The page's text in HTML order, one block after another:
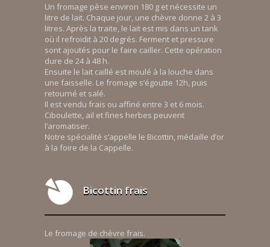
Un fromage pèse environ 180 g et nécessite un
litre de lait. Chaque jour, une chèvre donne 2 à 3
litres. Après la traite, le lait est mis dans un tank
où il refroidit à 20 degrés. Ferment et pressure
sont ajoutés pour le faire cailler. Cette opération
dure de 24 à 48 h.
Ensuite le lait caillé est moulé à la louche dans
une faisselle. Le fromage s’égoutte 12h, puis
retourné et salé.
Il est vendu frais ou affiné entre 3 et 6 mois.
Ciboulette, ail et fines herbes peuvent
l’aromatiser.
Notre spécialité s’appelle le Bicottin, médaille d’or
à la foire de la Cappelle.
Bicottin frais
Le fromage de chèvre frais.